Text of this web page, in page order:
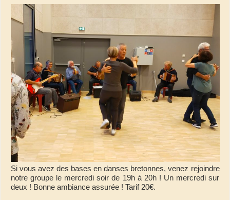
Si vous avez des bases en danses bretonnes, venez rejoindre
notre groupe le mercredi soir de 19h à 20h ! Un mercredi sur
deux ! Bonne ambiance assurée ! Tarif 20€.